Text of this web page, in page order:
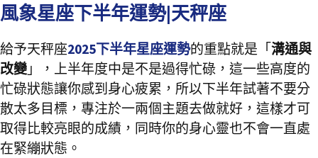
風象星座下半年運勢|天秤座
給予天秤座2025下半年星座運勢的重點就是「溝通與
改變 」，上半年度中是不是過得忙碌，這一些高度的
忙碌狀態讓你感到身心疲累，所以下半年試著不要分
散太多目標，專注於一兩個主題去做就好，這樣才可
取得比較亮眼的成績，同時你的身心靈也不會一直處
在緊繃狀態。